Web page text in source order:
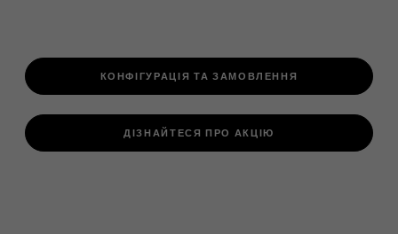
КОНФІГУРАЦІЯ ТА ЗАМОВЛЕННЯ
ДІЗНАЙТЕСЯ ПРО АКЦІЮ